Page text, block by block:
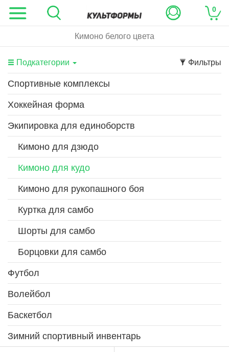
0
Кимоно белого цвета
Подкатегории Фильтры
Спортивные комплексы
Хоккейная форма
Экипировка для единоборств
Кимоно для дзюдо
Кимоно для кудо
Кимоно для рукопашного боя
Куртка для самбо
Шорты для самбо
Борцовки для самбо
Футбол
Волейбол
Баскетбол
Зимний спортивный инвентарь